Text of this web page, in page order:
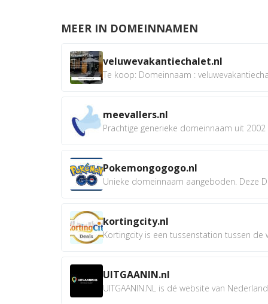
MEER IN DOMEINNAMEN
veluwevakantiechalet.nl
Te koop: Domeinnaam :
meevallers.nl
Prachtige generieke domeinnaam uit 2002
Pokemongogogo.nl
Unieke domeinnaam aangeboden. Deze
kortingcity.nl
Kortingcity is een tussenstation tussen de
UITGAANIN.nl
UITGAANIN.NL is dé website van Nederland